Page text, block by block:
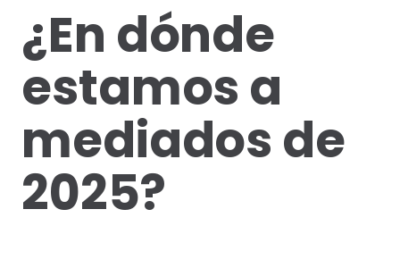
¿En dónde
estamos a
mediados de
2025?